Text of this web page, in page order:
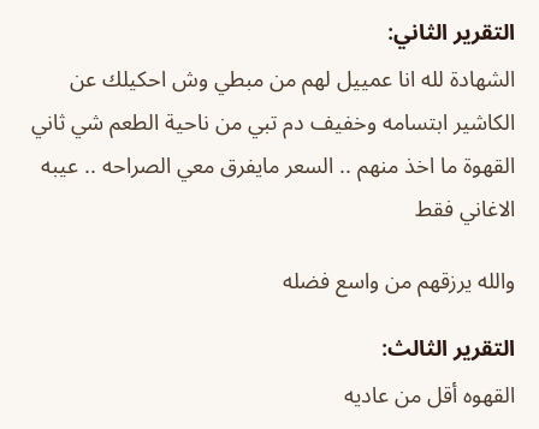
التقرير الثاني:
الشهادة لله انا عمييل لهم من مبطي وش احكيلك عن
الكاشير ابتسامه وخفيف دم تبي من ناحية الطعم شي ثاني
القهوة ما اخذ منهم .. السعر مايفرق معي الصراحه .. عيبه
الاغاني فقط
والله يرزقهم من واسع فضله
التقرير الثالث:
القهوه أقل من عاديه